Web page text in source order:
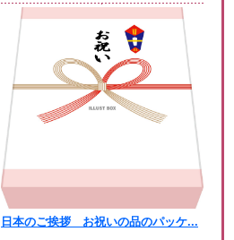
日本のご挨拶 お祝いの品のパッケ...